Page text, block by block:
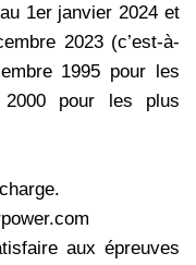
1er janvier 2024 et
2023 (c’est-à-
1995 pour les
pour les plus
aux épreuves